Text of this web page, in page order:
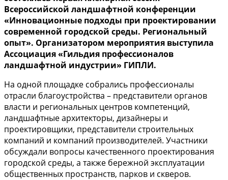
Всероссийской ландшафтной конференции
«Инновационные подходы при проектировании
современной городской среды. Региональный
опыт». Организатором мероприятия выступила
Ассоциация «Гильдия профессионалов
ландшафтной индустрии» ГИПЛИ.
На одной площадке собрались профессионалы
отрасли благоустройства – представители органов
власти и региональных центров компетенций,
ландшафтные архитекторы, дизайнеры и
проектировщики, представители строительных
компаний и компаний производителей. Участники
обсуждали вопросы качественного проектирования
городской среды, а также бережной эксплуатации
общественных пространств, парков и скверов.